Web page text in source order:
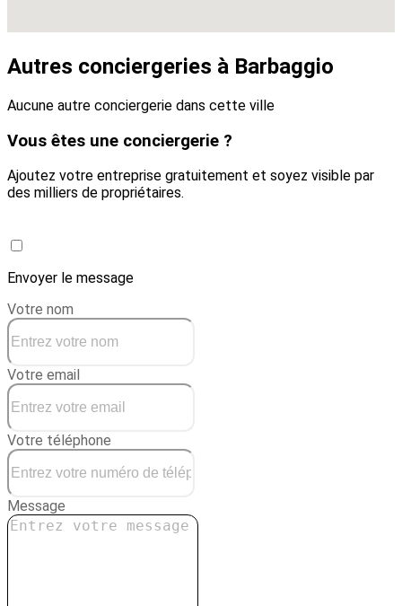
Autres conciergeries à Barbaggio
Aucune autre conciergerie dans cette ville
Vous êtes une conciergerie ?
Ajoutez votre entreprise gratuitement et soyez visible par
des milliers de propriétaires.
Envoyer le message
Votre nom
Votre email
Votre téléphone
Message